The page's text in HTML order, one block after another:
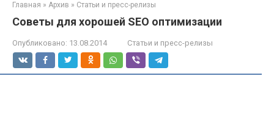
Главная » Архив » Статьи и пресс-релизы
Советы для хорошей SEO оптимизации
Опубликовано: 13.08.2014 Статьи и пресс-релизы